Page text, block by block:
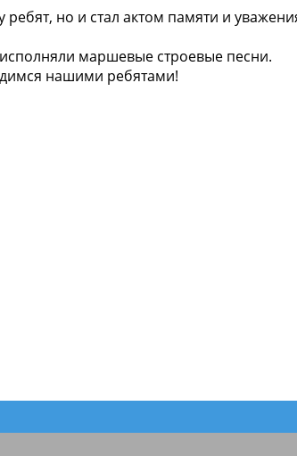
но и стал актом памяти и
маршевые строевые песни.
нашими ребятами!